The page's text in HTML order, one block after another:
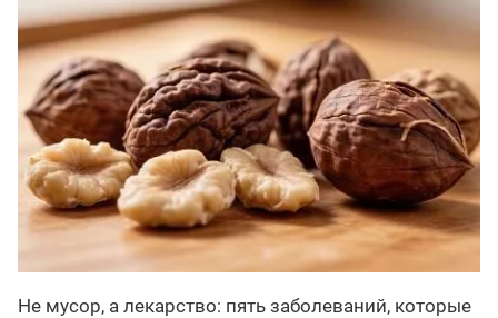
Не мусор, а лекарство: пять заболеваний, которые